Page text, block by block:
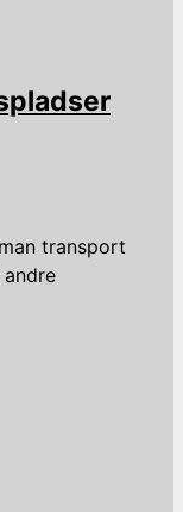
transport